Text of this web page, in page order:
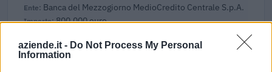
aziende.it - Do Not Process My Personal
Information
Banca del Mezzogiorno MedioCredito Centrale S.p.A.
800.000 euro
2024-04-23
Fondo di garanzia per le piccole e medie imprese